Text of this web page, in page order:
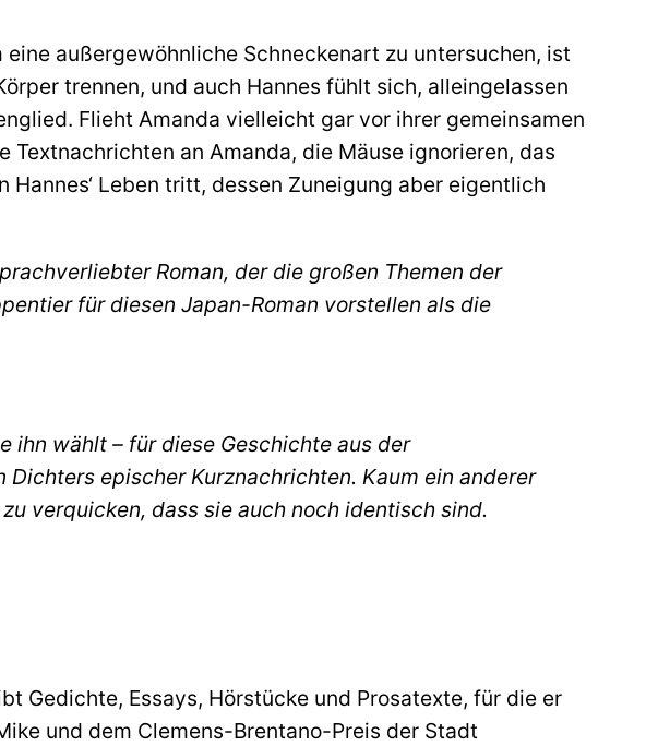
außergewöhnliche Schneckenart zu untersuchen, ist
trennen, und auch Hannes fühlt sich, alleingelassen
Flieht Amanda vielleicht gar vor ihrer gemeinsamen
an Amanda, die Mäuse ignorieren, das
Leben tritt, dessen Zuneigung aber eigentlich
Roman, der die großen Themen der
für diesen Japan-Roman vorstellen als die
ihn wählt – für diese Geschichte aus der
epischer Kurznachrichten. Kaum ein anderer
verquicken, dass sie auch noch identisch sind.
Gedichte, Essays, Hörstücke und Prosatexte, für die er
und dem Clemens-Brentano-Preis der Stadt